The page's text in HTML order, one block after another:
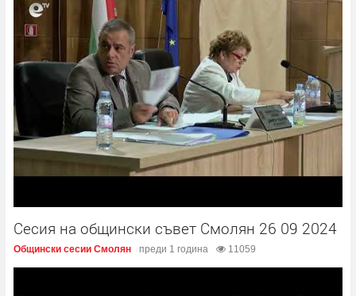
Сесия на общински съвет Смолян 26 09 2024
Общински сесии Смолян преди 1 година 11059